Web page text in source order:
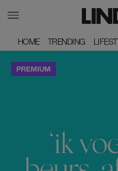
HOME
HOME TRENDING
TRENDING